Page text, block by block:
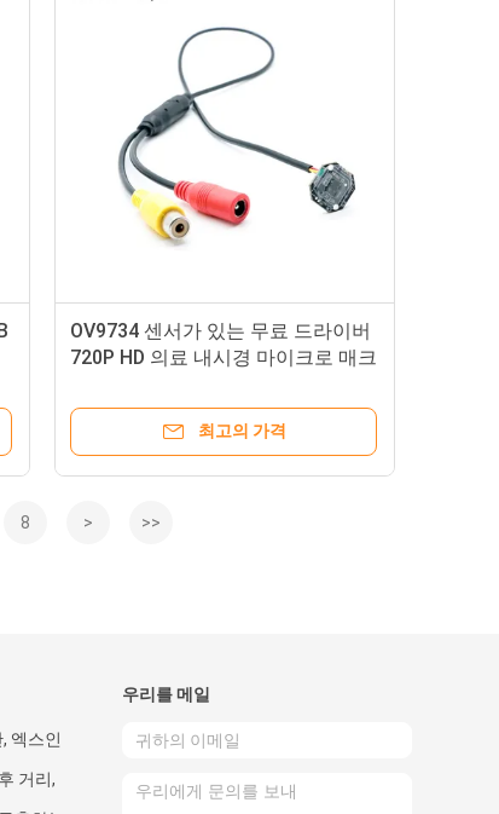
OV9734 센서가 있는 무료 드라이버
720P HD 의료 내시경 마이크로 매크
최고의 가격
8 > >>
엑스인
거리,
우리를 메일